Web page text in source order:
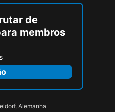
de
membros
Alemanha